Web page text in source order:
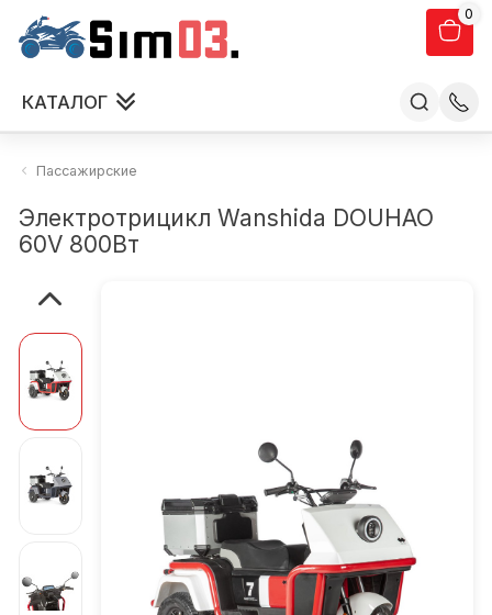
0
КАТАЛОГ
Пассажирские
Электротрицикл Wanshida DOUHAO
60V 800Вт